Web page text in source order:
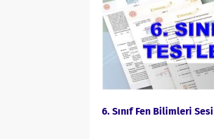
6. Sınıf Fen Bilimleri